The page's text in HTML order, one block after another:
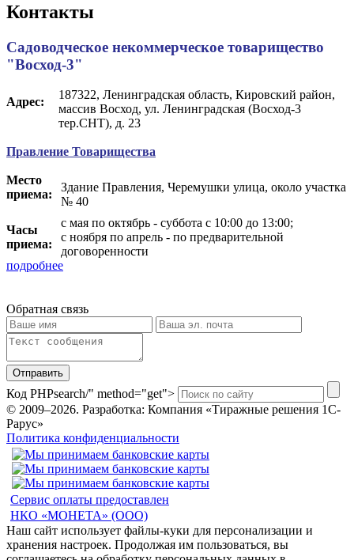
Контакты
Садоводческое некоммерческое товарищество
"Восход-3"
Адрес:
187322, Ленинградская область, Кировский район,
массив Восход, ул. Ленинградская (Восход-3
тер.СНТ), д. 23
Правление Товарищества
Место
приема:
Здание Правления, Черемушки улица, около участка
№ 40
Часы
приема:
с мая по октябрь - суббота с 10:00 до 13:00;
с ноября по апрель - по предварительной
договоренности
подробнее
Обратная связь
Отправить
Код PHPsearch/" method="get">
© 2009–2026. Разработка: Компания «Тиражные решения 1С-
Рарус»
Политика конфиденциальности
Сервис оплаты предоставлен
НКО «МОНЕТА» (ООО)
Наш сайт использует файлы-куки для персонализации и
хранения настроек. Продолжая им пользоваться, вы